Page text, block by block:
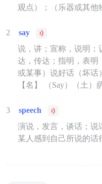
观点）；（乐器或其他
2
say
说，讲；宣称，说明；
达，传达；指明，表明
或某事）说好话（坏话
【名】 （Say）（土
3
speech
演说，发言，谈话；说
某人感到自己所说的话